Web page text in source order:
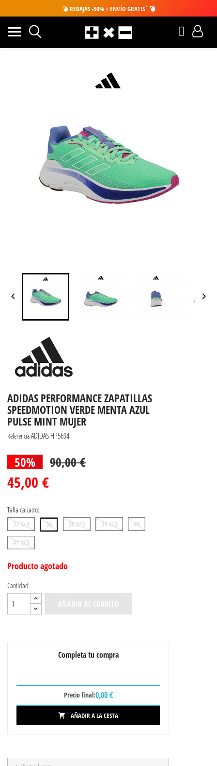
💣 REBAJAS -50% + ENVÍO GRATIS* 💣
 
ADIDAS PERFORMANCE ZAPATILLAS
SPEEDMOTION VERDE MENTA AZUL
PULSE MINT MUJER
ReferenciaADIDAS HP5694
50% 90,00 €
45,00 €
Talla calzado:
37 1/3 38 38 2/3 39 1/3
40
41 1/3
Producto agotado
Cantidad
AÑADIR AL CARRITO
Completa tu compra
Precio final:0,00 €
 AÑADIR A LA CESTA